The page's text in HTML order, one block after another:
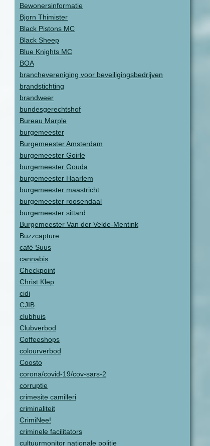
Bewonersinformatie
Bjorn Thimister
Black Pistons MC
Black Sheep
Blue Knights MC
BOA
branchevereniging voor beveiligingsbedrijven
brandstichting
brandweer
bundesgerechtshof
Bureau Marple
burgemeester
Burgemeester Amsterdam
burgemeester Goirle
burgemeester Gouda
burgemeester Haarlem
burgemeester maastricht
burgemeester roosendaal
burgemeester sittard
Burgemeester Van der Velde-Mentink
Buzzcapture
café Suus
cannabis
Checkpoint
Christ Klep
cidi
CJIB
clubhuis
Clubverbod
Coffeeshops
colourverbod
Coosto
corona/covid-19/cov-sars-2
corruptie
crimesite camilleri
criminaliteit
CrimiNee!
criminele facilitators
cultuurmonitor nationale politie